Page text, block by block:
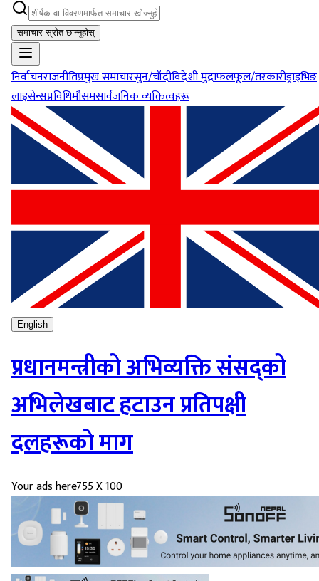
समाचार स्रोत छान्नुहोस्
निर्वाचनराजनीतिप्रमुख समाचारसुन/चाँदीविदेशी मुद्राफलफूल/तरकारीड्राइभिङ
लाइसेन्सप्रविधिमौसमसार्वजनिक व्यक्तित्वहरू
English
प्रधानमन्त्रीको अभिव्यक्ति संसद्को
अभिलेखबाट हटाउन प्रतिपक्षी
दलहरूको माग
Your ads here755 X 100